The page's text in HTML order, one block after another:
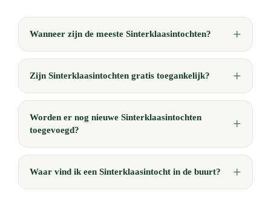
Wanneer zijn de meeste Sinterklaasintochten?
Zijn Sinterklaasintochten gratis toegankelijk?
Worden er nog nieuwe Sinterklaasintochten
toegevoegd?
Waar vind ik een Sinterklaasintocht in de buurt?